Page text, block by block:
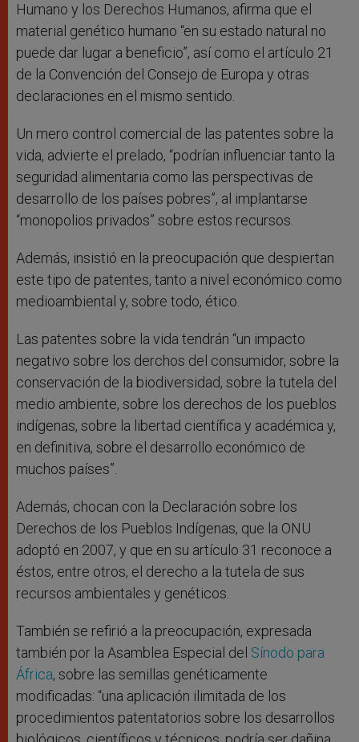
Humano y los Derechos Humanos, afirma que el
material genético humano “en su estado natural no
puede dar lugar a beneficio”, así como el artículo 21
de la Convención del Consejo de Europa y otras
declaraciones en el mismo sentido.
Un mero control comercial de las patentes sobre la
vida, advierte el prelado, “podrían influenciar tanto la
seguridad alimentaria como las perspectivas de
desarrollo de los países pobres”, al implantarse
“monopolios privados” sobre estos recursos.
Además, insistió en la preocupación que despiertan
este tipo de patentes, tanto a nivel económico como
medioambiental y, sobre todo, ético.
Las patentes sobre la vida tendrán “un impacto
negativo sobre los derchos del consumidor, sobre la
conservación de la biodiversidad, sobre la tutela del
medio ambiente, sobre los derechos de los pueblos
indígenas, sobre la libertad científica y académica y,
en definitiva, sobre el desarrollo económico de
muchos países”.
Además, chocan con la Declaración sobre los
Derechos de los Pueblos Indígenas, que la ONU
adoptó en 2007, y que en su artículo 31 reconoce a
éstos, entre otros, el derecho a la tutela de sus
recursos ambientales y genéticos.
También se refirió a la preocupación, expresada
también por la Asamblea Especial del Sínodo para
África, sobre las semillas genéticamente
modificadas: “una aplicación ilimitada de los
procedimientos patentatorios sobre los desarrollos